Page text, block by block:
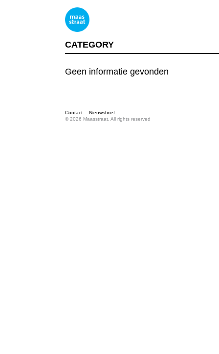
CATEGORY
Geen informatie gevonden
Contact
Nieuwsbrief
© 2026 Maasstraat, All rights reserved